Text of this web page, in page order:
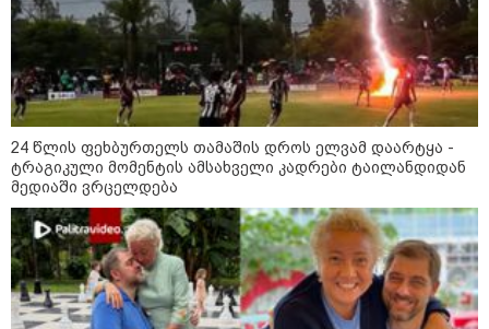
16:06 / 09-08-2026
"ტრაგედიამდე ალექსანდრე
გაბაშვილი ChatGPT-ის აწვდის
თავისი ელექტროშოკის
ინფორმაციებს და ეუბნება:
გათიშავს თუ არა პიროვნებას,
თან ეუბნება, დაივიწყე, რაც
გითხარი" - გიგა ავალიანის
დედა
თბილისის ზღვაზე 17 წლის ბიჭი
დაიხრჩო - ცნობილი ხდება მისი
ვინაობა
24 წლის ფეხბურთელს თამაშის დროს ელვამ დაარტყა -
ტრაგიკული მომენტის ამსახველი კადრები ტაილანდიდან
მედიაში ვრცელდება